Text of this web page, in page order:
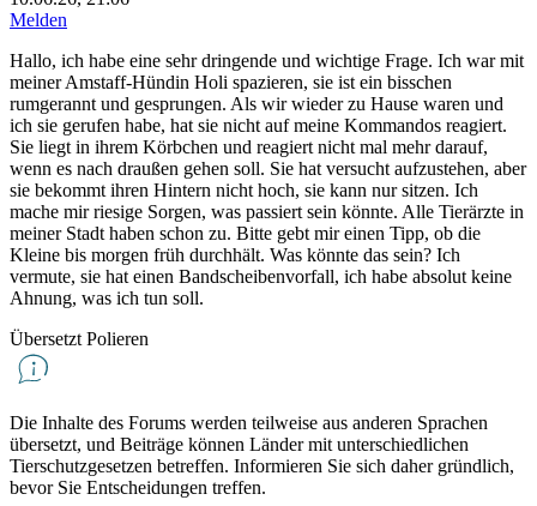
Melden
Hallo, ich habe eine sehr dringende und wichtige Frage. Ich war mit
meiner Amstaff-Hündin Holi spazieren, sie ist ein bisschen
rumgerannt und gesprungen. Als wir wieder zu Hause waren und
ich sie gerufen habe, hat sie nicht auf meine Kommandos reagiert.
Sie liegt in ihrem Körbchen und reagiert nicht mal mehr darauf,
wenn es nach draußen gehen soll. Sie hat versucht aufzustehen, aber
sie bekommt ihren Hintern nicht hoch, sie kann nur sitzen. Ich
mache mir riesige Sorgen, was passiert sein könnte. Alle Tierärzte in
meiner Stadt haben schon zu. Bitte gebt mir einen Tipp, ob die
Kleine bis morgen früh durchhält. Was könnte das sein? Ich
vermute, sie hat einen Bandscheibenvorfall, ich habe absolut keine
Ahnung, was ich tun soll.
Übersetzt Polieren
Die Inhalte des Forums werden teilweise aus anderen Sprachen
übersetzt, und Beiträge können Länder mit unterschiedlichen
Tierschutzgesetzen betreffen. Informieren Sie sich daher gründlich,
bevor Sie Entscheidungen treffen.